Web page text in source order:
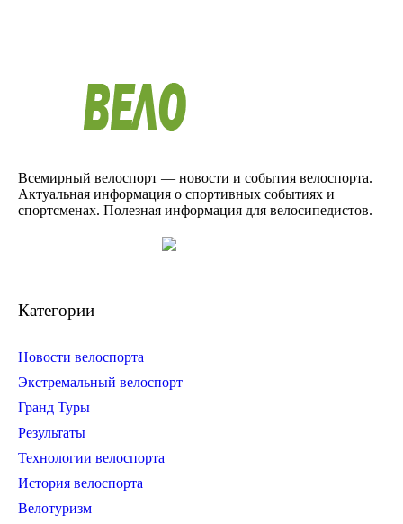
Всемирный велоспорт — новости и события велоспорта.
Актуальная информация о спортивных событиях и
спортсменах. Полезная информация для велосипедистов.
Категории
Новости велоспорта
Экстремальный велоспорт
Гранд Туры
Результаты
Технологии велоспорта
История велоспорта
Велотуризм